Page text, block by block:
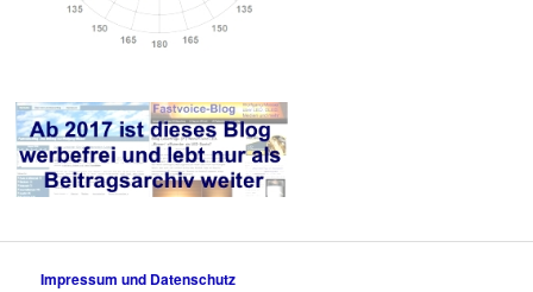
Impressum und Datenschutz